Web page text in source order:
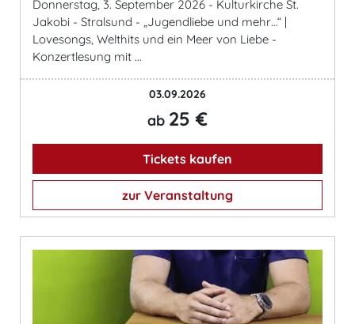
Donnerstag, 3. September 2026 - Kulturkirche St.
Jakobi - Stralsund - „Jugendliebe und mehr…“ |
Lovesongs, Welthits und ein Meer von Liebe -
Konzertlesung mit ...
03.09.2026
ab 25 €
Tickets kaufen
zur Veranstaltung